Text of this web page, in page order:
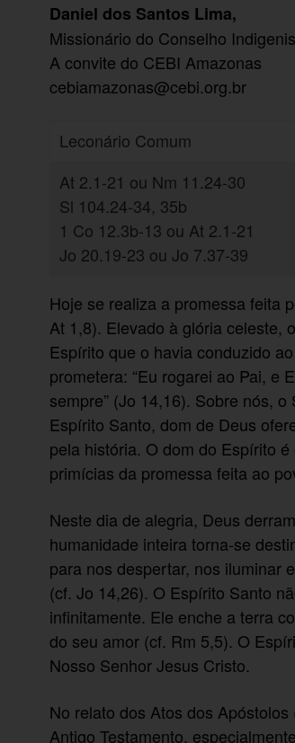
Daniel dos Santos Lima,
Missionário do Conselho
A convite do CEBI Amazonas
cebiamazonas@cebi.org.br
Leconário Comum
At 2.1-21 ou Nm 11.24-30
Sl 104.24-34, 35b
1 Co 12.3b-13 ou At 2.1-21
Jo 20.19-23 ou Jo 7.37-39
Hoje se realiza a promessa feita
At 1,8). Elevado à glória celeste,
Espírito que o havia conduzido
prometera: “Eu rogarei ao Pai, e
sempre” (Jo 14,16). Sobre nós,
Espírito Santo, dom de Deus
pela história. O dom do Espírito
primícias da promessa feita ao
Neste dia de alegria, Deus
humanidade inteira torna-se
para nos despertar, nos iluminar
(cf. Jo 14,26). O Espírito Santo
infinitamente. Ele enche a terra
do seu amor (cf. Rm 5,5). O
Nosso Senhor Jesus Cristo.
No relato dos Atos dos
Antigo Testamento,